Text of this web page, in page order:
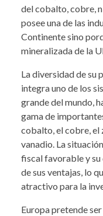
del cobalto, cobre,
posee una de las
Continente sino
mineralizada de la
La diversidad de su
integra uno de los
grande del mundo,
gama de
cobalto, el cobre, el
vanadio. La
fiscal favorable y su
de sus ventajas, lo
atractivo para la
Europa pretende